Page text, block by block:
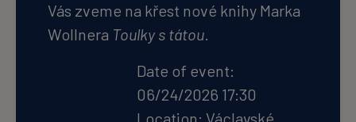
Vás zveme na křest nové knihy Marka
Wollnera Toulky s tátou.
Date of event:
06/24/2026 17:30
Location: Václavské